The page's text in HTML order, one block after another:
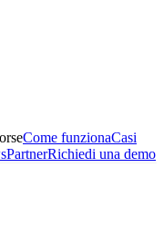
Come funzionaCasi
PartnerRichiedi una demo